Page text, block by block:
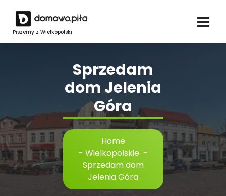
content
Piszemy z Wielkopolski
Sprzedam
dom Jelenia
Góra
Home
- Wielkopolskie-
Sprzedam dom
Jelenia Góra